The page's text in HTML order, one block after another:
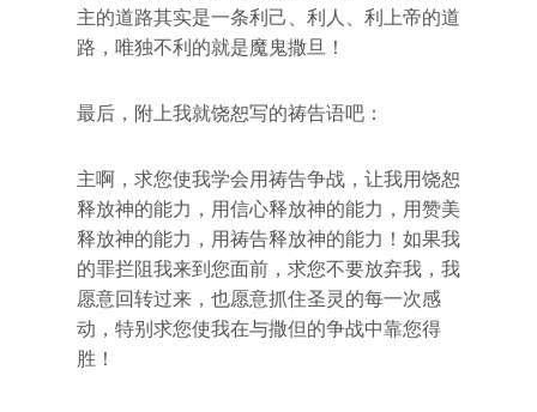
主的道路其实是一条利己、利人、利上帝的道
路，唯独不利的就是魔鬼撒旦！
最后，附上我就饶恕写的祷告语吧：
主啊，求您使我学会用祷告争战，让我用饶恕
释放神的能力，用信心释放神的能力，用赞美
释放神的能力，用祷告释放神的能力！如果我
的罪拦阻我来到您面前，求您不要放弃我，我
愿意回转过来，也愿意抓住圣灵的每一次感
动，特别求您使我在与撒但的争战中靠您得
胜！